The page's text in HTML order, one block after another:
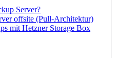
Server?
offsite (Pull-Architektur)
mit Hetzner Storage Box